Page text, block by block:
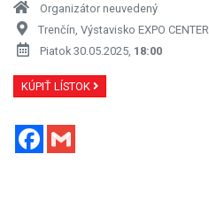
Organizátor neuvedený
Trenčín, Výstavisko EXPO CENTER
Piatok 30.05.2025, 18:00
KÚPIŤ LÍSTOK
Facebook